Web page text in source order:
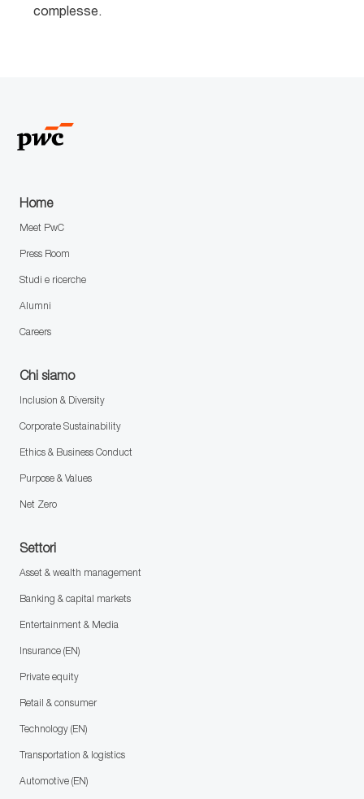
n
a
complesse.
Home
Meet PwC
Press Room
Studi e ricerche
Alumni
Careers
Chi siamo
Inclusion & Diversity
Corporate Sustainability
Ethics & Business Conduct
Purpose & Values
Net Zero
Settori
Asset & wealth management
Banking & capital markets
Entertainment & Media
Insurance (EN)
Private equity
Retail & consumer
Technology (EN)
Transportation & logistics
Automotive (EN)